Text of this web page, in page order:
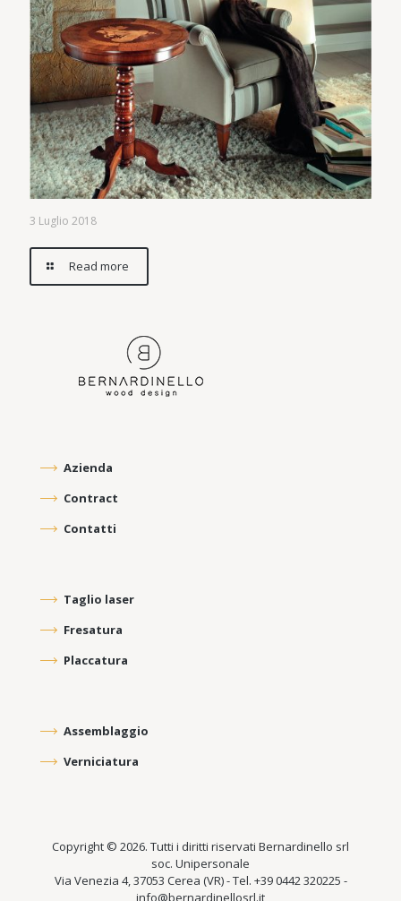
3 Luglio 2018
Read more
Azienda
Contract
Contatti
Taglio laser
Fresatura
Placcatura
Assemblaggio
Verniciatura
Copyright © 2026. Tutti i diritti riservati Bernardinello srl
soc. Unipersonale
Via Venezia 4, 37053 Cerea (VR) - Tel. +39 0442 320225 -
info@bernardinellosrl.it